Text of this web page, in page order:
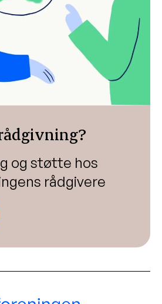
og støtte hos
rådgivere